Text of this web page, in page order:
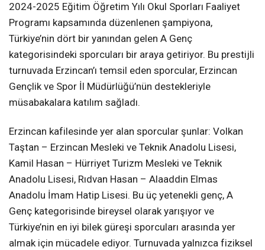
2024-2025 Eğitim Öğretim Yılı Okul Sporları Faaliyet
Programı kapsamında düzenlenen şampiyona,
Türkiye’nin dört bir yanından gelen A Genç
kategorisindeki sporcuları bir araya getiriyor. Bu prestijli
turnuvada Erzincan’ı temsil eden sporcular, Erzincan
Gençlik ve Spor İl Müdürlüğü’nün destekleriyle
müsabakalara katılım sağladı.
Erzincan kafilesinde yer alan sporcular şunlar: Volkan
Taştan – Erzincan Mesleki ve Teknik Anadolu Lisesi,
Kamil Hasan – Hürriyet Turizm Mesleki ve Teknik
Anadolu Lisesi, Rıdvan Hasan – Alaaddin Elmas
Anadolu İmam Hatip Lisesi. Bu üç yetenekli genç, A
Genç kategorisinde bireysel olarak yarışıyor ve
Türkiye’nin en iyi bilek güreşi sporcuları arasında yer
almak için mücadele ediyor. Turnuvada yalnızca fiziksel